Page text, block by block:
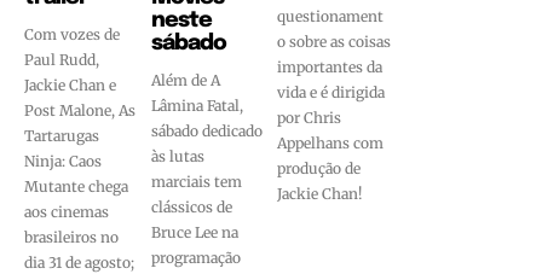
Com vozes de
Paul Rudd,
Jackie Chan e
Post Malone, As
Tartarugas
Ninja: Caos
Mutante chega
aos cinemas
brasileiros no
dia 31 de agosto;
neste
sábado
Além de A
Lâmina Fatal,
sábado dedicado
às lutas
marciais tem
clássicos de
Bruce Lee na
programação
questionament
o sobre as coisas
importantes da
vida e é dirigida
por Chris
Appelhans com
produção de
Jackie Chan!